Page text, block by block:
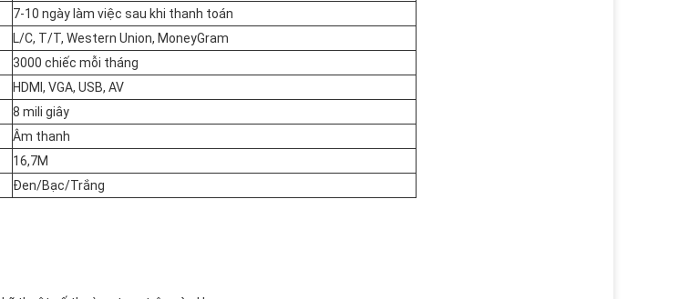
7-10 ngày làm việc sau khi thanh toán
L/C, T/T, Western Union, MoneyGram
3000 chiếc mỗi tháng
HDMI, VGA, USB, AV
8 mili giây
Âm thanh
16,7M
Đen/Bạc/Trắng